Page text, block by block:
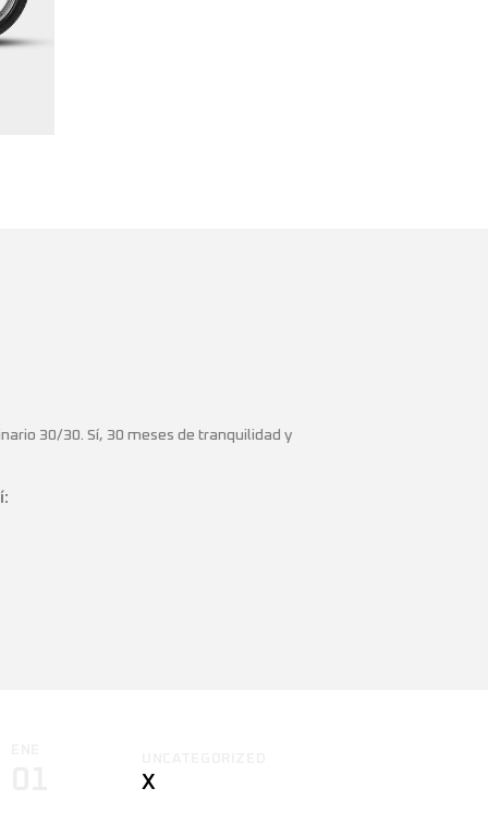
30/30. Sí, 30 meses de tranquilidad y
X